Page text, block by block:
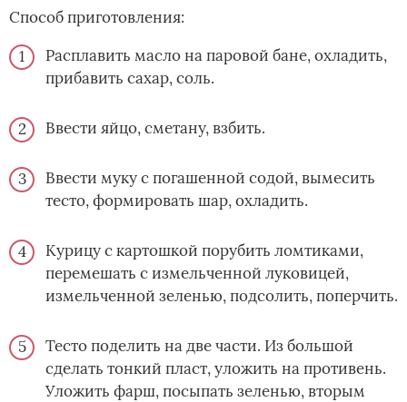
Способ приготовления:
Расплавить масло на паровой бане, охладить,
прибавить сахар, соль.
Ввести яйцо, сметану, взбить.
Ввести муку с погашенной содой, вымесить
тесто, формировать шар, охладить.
Курицу с картошкой порубить ломтиками,
перемешать с измельченной луковицей,
измельченной зеленью, подсолить, поперчить.
Тесто поделить на две части. Из большой
сделать тонкий пласт, уложить на противень.
Уложить фарш, посыпать зеленью, вторым